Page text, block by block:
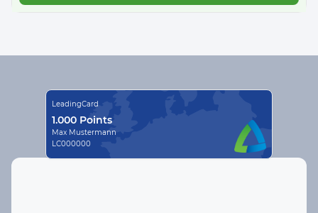
LeadingCard
1.000 Points
Max Mustermann
LC000000